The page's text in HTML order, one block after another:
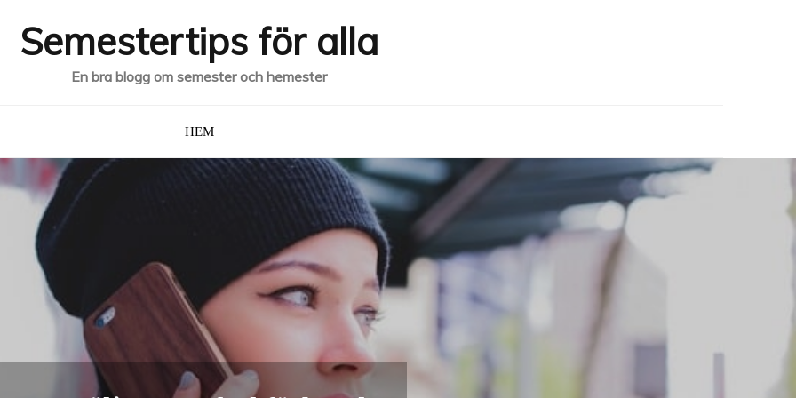
Semestertips för alla
En bra blogg om semester och hemester
HEM